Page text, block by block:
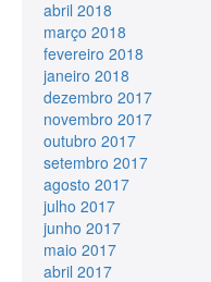
abril 2018
março 2018
fevereiro 2018
janeiro 2018
dezembro 2017
novembro 2017
outubro 2017
setembro 2017
agosto 2017
julho 2017
junho 2017
maio 2017
abril 2017